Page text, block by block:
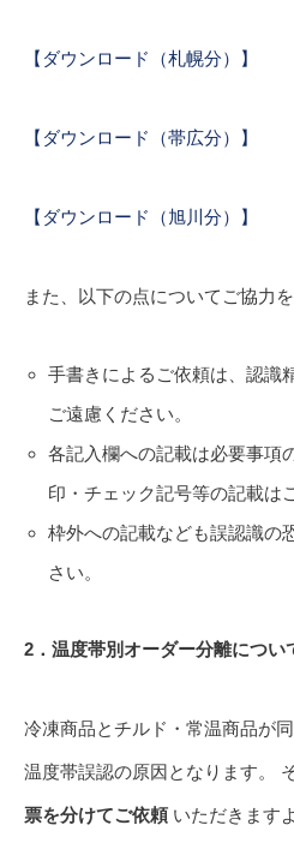
【ダウンロード（札幌分）】
【ダウンロード（帯広分）】
【ダウンロード（旭川分）】
また、以下の点についてご協力
手書きによるご依頼は、認識
ご遠慮ください。
各記入欄への記載は必要事項
印・チェック記号等の記載は
枠外への記載なども誤認識の
さい。
2 ．温度帯別オーダー分離につい
冷凍商品とチルド・常温商品が
温度帯誤認の原因となります。
票を分けてご依頼 いただきます